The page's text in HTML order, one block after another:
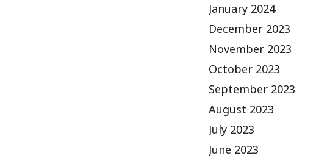
January 2024
December 2023
November 2023
October 2023
September 2023
August 2023
July 2023
June 2023